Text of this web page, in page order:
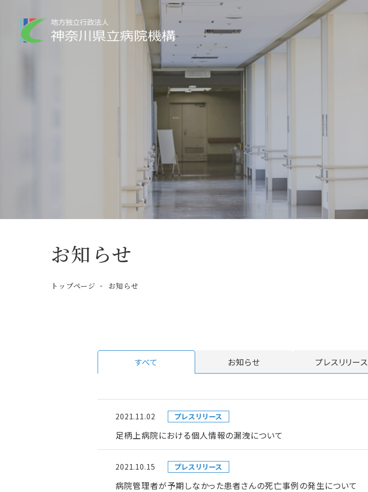
お知らせ
トップページ お知らせ
すべて お知らせ プレスリリース
2021.11.02 プレスリリース
足柄上病院における個人情報の漏洩について
2021.10.15 プレスリリース
病院管理者が予期しなかった患者さんの死亡事例の発生について